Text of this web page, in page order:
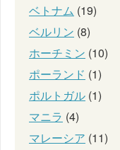
ベトナム (19)
ベルリン (8)
ホーチミン (10)
ポーランド (1)
ポルトガル (1)
マニラ (4)
マレーシア (11)